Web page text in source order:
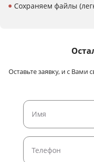
Сохраняем файлы
Оставьте заявку, и с Вами